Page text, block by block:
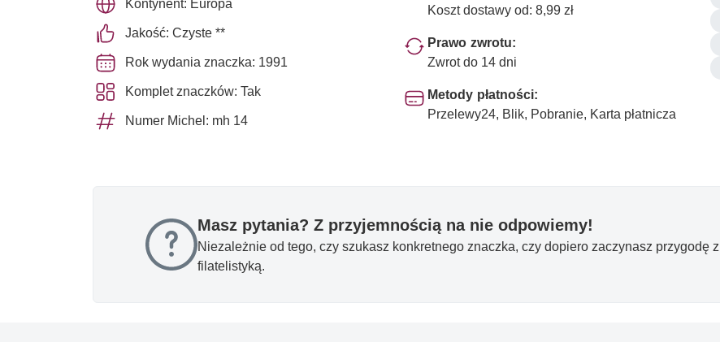
Kontynent: Europa
Jakość: Czyste **
Rok wydania znaczka: 1991
Komplet znaczków: Tak
Numer Michel: mh 14
Koszt dostawy od: 8,99 zł
Prawo zwrotu:
Zwrot do 14 dni
Metody płatności:
Przelewy24, Blik, Pobranie, Karta płatnicza
Masz pytania? Z przyjemnością na nie odpowiemy!
Niezależnie od tego, czy szukasz konkretnego znaczka, czy dopiero zaczynasz przygodę z
filatelistyką.